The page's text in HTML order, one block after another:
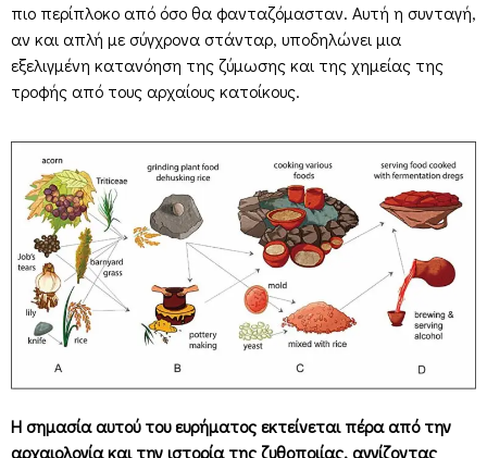
πιο περίπλοκο από όσο θα φανταζόμασταν. Αυτή η συνταγή,
αν και απλή με σύγχρονα στάνταρ, υποδηλώνει μια
εξελιγμένη κατανόηση της ζύμωσης και της χημείας της
τροφής από τους αρχαίους κατοίκους.
Η σημασία αυτού του ευρήματος εκτείνεται πέρα από την
αρχαιολογία και την ιστορία της ζυθοποιίας, αγγίζοντας